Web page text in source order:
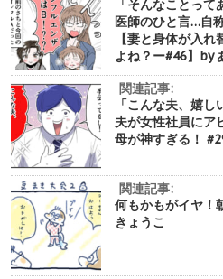
「そんなことっ
医師のひと言…自
【妻と身体が入
よね？ー#46】by
関連記事:
「こんな夫、嬉
夫が女性社員にア
母が神すぎる！
関連記事:
何もかもがイヤ！
きょうこ